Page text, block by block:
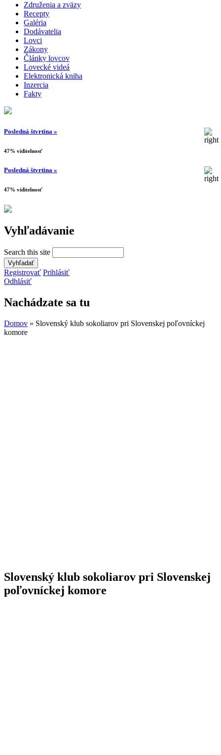
Združenia a zväzy
Recepty
Galéria
Dodávatelia
Lovci
Zákony
Články lovcov
Lovecké videá
Elektronická kniha
Inzercia
Fakty
Posledná štvrtina »
47% viditelnosť
Posledná štvrtina »
47% viditelnosť
Vyhľadávanie
Search this site
Registrovať Prihlásiť
Odhlásiť
Nachádzate sa tu
Domov » Slovenský klub sokoliarov pri Slovenskej poľovníckej
komore
Slovenský klub sokoliarov pri Slovenskej
poľovníckej komore